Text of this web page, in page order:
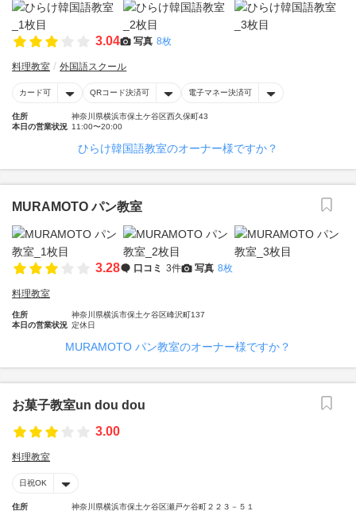
3.04 写真 8枚
料理教室 外国語スクール
カード可 QRコード決済可 電子マネー決済可
住所
神奈川県横浜市保土ケ谷区西久保町43
本日の営業状況 11:00〜20:00
ひらけ韓国語教室のオーナー様ですか？
MURAMOTO パン教室
3.28 口コミ 3件 写真 8枚
料理教室
住所
神奈川県横浜市保土ケ谷区峰沢町137
本日の営業状況 定休日
MURAMOTO パン教室のオーナー様ですか？
お菓子教室un dou dou
3.00
料理教室
日祝OK
住所
神奈川県横浜市保土ケ谷区瀬戸ケ谷町２２３－５１